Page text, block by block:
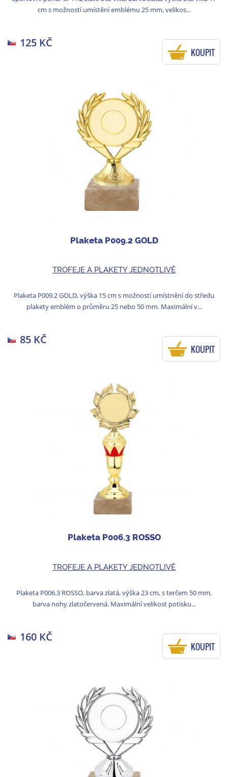
cm s možností umístění emblému 25 mm, velikos...
125 KČ
KOUPIT
Plaketa P009.2 GOLD
TROFEJE A PLAKETY JEDNOTLIVĚ
Plaketa P009.2 GOLD, výška 15 cm s možností umístnění do středu
plakety emblém o průměru 25 nebo 50 mm. Maximální v...
85 KČ
KOUPIT
Plaketa P006.3 ROSSO
TROFEJE A PLAKETY JEDNOTLIVĚ
Plaketa P006.3 ROSSO, barva zlatá, výška 23 cm, s terčem 50 mm,
barva nohy zlatočervená. Maximální velikost potisku...
160 KČ
KOUPIT